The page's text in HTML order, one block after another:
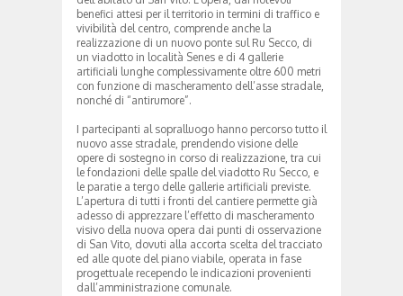
benefici attesi per il territorio in termini di traffico e
vivibilità del centro, comprende anche la
realizzazione di un nuovo ponte sul Ru Secco, di
un viadotto in località Senes e di 4 gallerie
artificiali lunghe complessivamente oltre 600 metri
con funzione di mascheramento dell’asse stradale,
nonché di “antirumore”.
I partecipanti al sopralluogo hanno percorso tutto il
nuovo asse stradale, prendendo visione delle
opere di sostegno in corso di realizzazione, tra cui
le fondazioni delle spalle del viadotto Ru Secco, e
le paratie a tergo delle gallerie artificiali previste.
L’apertura di tutti i fronti del cantiere permette già
adesso di apprezzare l’effetto di mascheramento
visivo della nuova opera dai punti di osservazione
di San Vito, dovuti alla accorta scelta del tracciato
ed alle quote del piano viabile, operata in fase
progettuale recependo le indicazioni provenienti
dall’amministrazione comunale.